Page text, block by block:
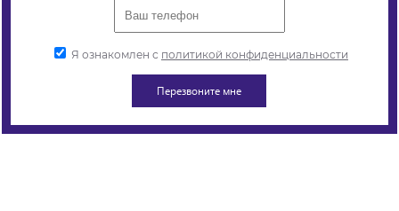
Я ознакомлен с политикой конфиденциальности